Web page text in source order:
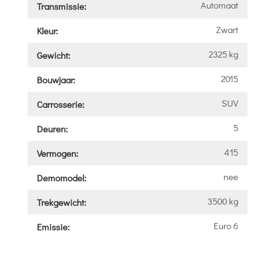
Transmissie: Automaat
Kleur: Zwart
Gewicht: 2325 kg
Bouwjaar: 2015
Carrosserie: SUV
Deuren: 5
Vermogen: 415
Demomodel: nee
Trekgewicht: 3500 kg
Emissie: Euro 6